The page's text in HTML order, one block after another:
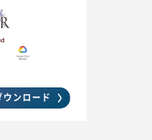
ンロード